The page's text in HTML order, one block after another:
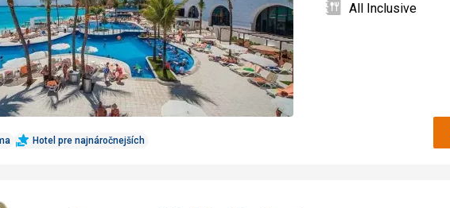
Hotel pre najnáročnejších
All Inclusive